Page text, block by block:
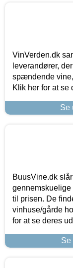
VinVerden.dk
leverandører,
spændende
Klik her for at se
Se
BuusVine.dk
gennemskuelige
til prisen. De
vinhuse/gårde
for at se deres
Se